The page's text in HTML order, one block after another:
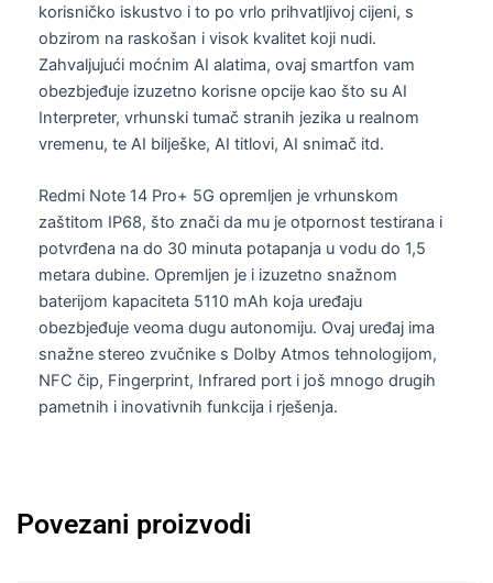
korisničko iskustvo i to po vrlo prihvatljivoj cijeni, s
obzirom na raskošan i visok kvalitet koji nudi.
Zahvaljujući moćnim AI alatima, ovaj smartfon vam
obezbjeđuje izuzetno korisne opcije kao što su AI
Interpreter, vrhunski tumač stranih jezika u realnom
vremenu, te AI bilješke, AI titlovi, AI snimač itd.
Redmi Note 14 Pro+ 5G opremljen je vrhunskom
zaštitom IP68, što znači da mu je otpornost testirana i
potvrđena na do 30 minuta potapanja u vodu do 1,5
metara dubine. Opremljen je i izuzetno snažnom
baterijom kapaciteta 5110 mAh koja uređaju
obezbjeđuje veoma dugu autonomiju. Ovaj uređaj ima
snažne stereo zvučnike s Dolby Atmos tehnologijom,
NFC čip, Fingerprint, Infrared port i još mnogo drugih
pametnih i inovativnih funkcija i rješenja.
Povezani proizvodi